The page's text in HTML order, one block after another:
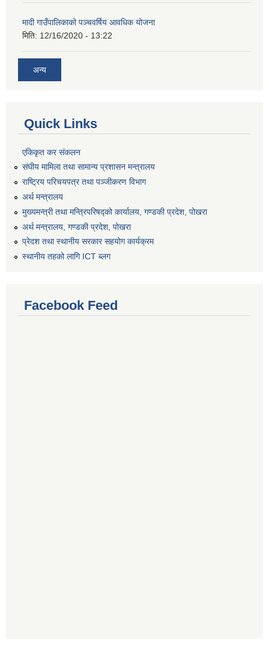
मादी गाउँपालिकाको पञ्चवर्षिय आवधिक योजना
मिति: 12/16/2020 - 13:22
अन्य
Quick Links
एकिकृत कर संकलन
संघीय मामिला तथा सामान्य प्रशासन मन्त्रालय
राष्ट्रिय परिचयपत्र तथा पञ्जीकरण विभाग
अर्थ मन्त्रालय
मुख्यमन्त्री तथा मन्त्रिपरिषद्को कार्यालय, गण्डकी प्रदेश, पोखरा
अर्थ मन्त्रालय, गण्डकी प्रदेश, पोखरा
प्रेदश तथा स्थानीय सरकार सहयोग कार्यक्रम
स्थानीय तहको लागि ICT ब्लग
Facebook Feed